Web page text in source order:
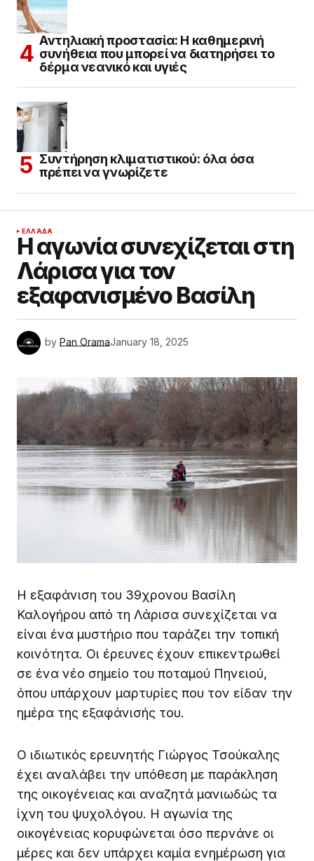
Αντηλιακή προστασία: Η καθημερινή
συνήθεια που μπορεί να διατηρήσει το
δέρμα νεανικό και υγιές
Συντήρηση κλιματιστικού: όλα όσα
πρέπει να γνωρίζετε
ΕΛΛΆΔΑ
Η αγωνία συνεχίζεται στη
Λάρισα για τον
εξαφανισμένο Βασίλη
by Pan OramaJanuary 18, 2025
Η εξαφάνιση του 39χρονου Βασίλη
Καλογήρου από τη Λάρισα συνεχίζεται να
είναι ένα μυστήριο που ταράζει την τοπική
κοινότητα. Οι έρευνες έχουν επικεντρωθεί
σε ένα νέο σημείο του ποταμού Πηνειού,
όπου υπάρχουν μαρτυρίες που τον είδαν την
ημέρα της εξαφάνισής του.
Ο ιδιωτικός ερευνητής Γιώργος Τσούκαλης
έχει αναλάβει την υπόθεση με παράκληση
της οικογένειας και αναζητά μανιωδώς τα
ίχνη του ψυχολόγου. Η αγωνία της
οικογένειας κορυφώνεται όσο περνάνε οι
μέρες και δεν υπάρχει καμία ενημέρωση για